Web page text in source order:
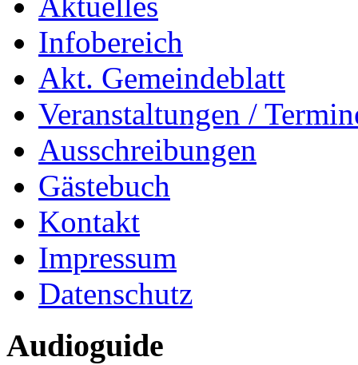
Infobereich
Akt. Gemeindeblatt
Veranstaltungen /
Ausschreibungen
Gästebuch
Kontakt
Impressum
Datenschutz
Audioguide